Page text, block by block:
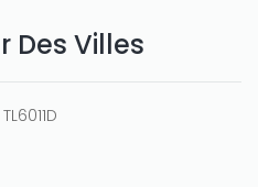
Des Villes
TL6011D
really want to win a huge